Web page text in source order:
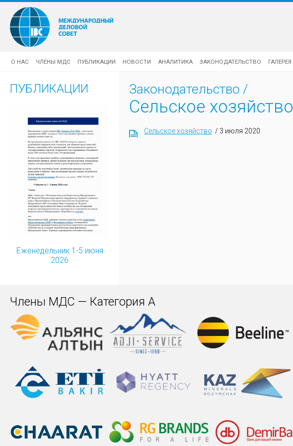
О НАС ЧЛЕНЫ МДС ПУБЛИКАЦИИ НОВОСТИ АНАЛИТИКА ЗАКОНОДАТЕЛЬСТВО ГАЛЕРЕЯ
ПУБЛИКАЦИИ
Еженедельник 1-5 июня
2026
Законодательство /
Сельское хозяйство
Сельское хозяйство / 3 июля 2020
Члены МДС — Категория А